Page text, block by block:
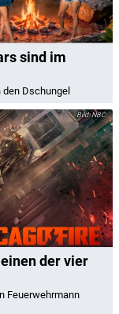
sind im
den Dschungel
NBC
der vier
Feuerwehrmann